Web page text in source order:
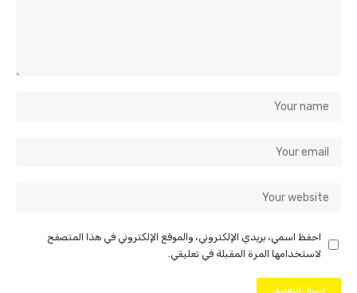
احفظ اسمي، بريدي الإلكتروني، والموقع الإلكتروني في هذا المتصفح
لاستخدامها المرة المقبلة في تعليقي.